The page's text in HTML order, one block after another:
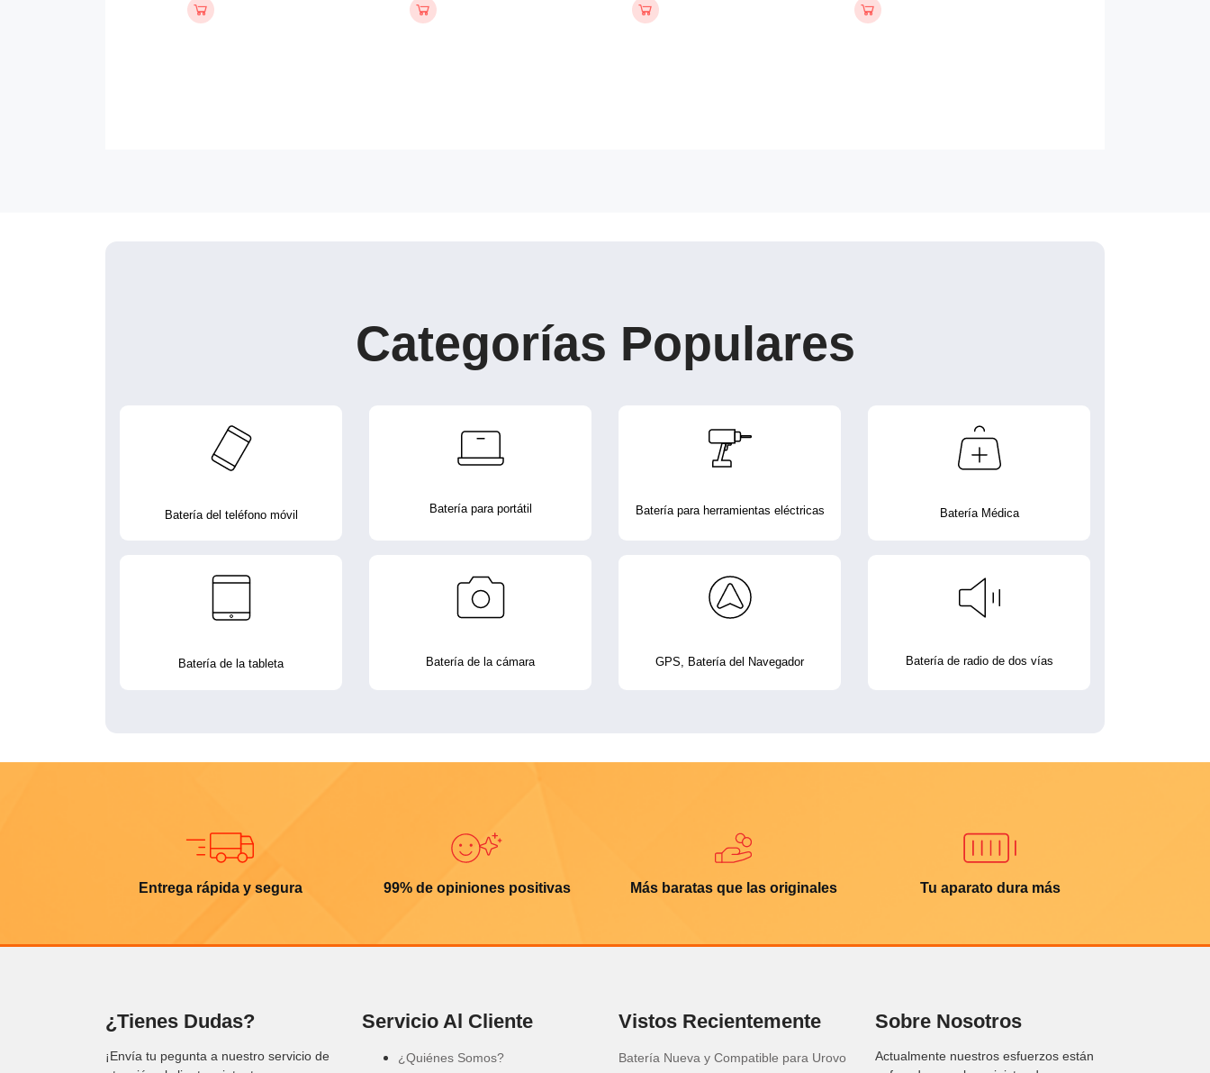
Categorías Populares
Batería del teléfono móvil Batería para portátil Batería para herramientas eléctricas Batería Médica
Batería de la tableta Batería de la cámara GPS, Batería del Navegador Batería de radio de dos vías
Entrega rápida y segura 99% de opiniones positivas Más baratas que las originales Tu aparato dura más
¿Tienes Dudas?
¡Envía tu pegunta a nuestro servicio de
Servicio Al Cliente
¿Quiénes Somos?
Vistos Recientemente
Batería Nueva y Compatible para Urovo
Sobre Nosotros
Actualmente nuestros esfuerzos están